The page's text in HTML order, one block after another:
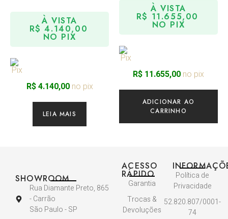
À VISTA
R$ 4.140,00
NO PIX
R$4.140,00no pix
LEIA MAIS
À VISTA
R$ 11.655,00
NO PIX
R$ 11.655,00 no pix
ADICIONAR AO
CARRINHO
SHOWROOM
Rua Diamante Preto, 865
- Carrão
São Paulo - SP
ACESSO
RÁPIDO
Garantia
Trocas &
Devoluções
Política de
Privacidade
52.820.807/0001-
74